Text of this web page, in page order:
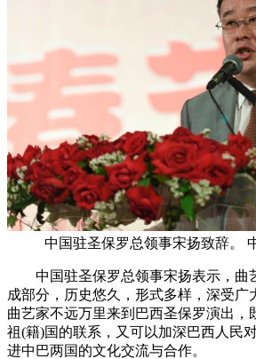
中国驻圣保罗总领事宋扬致辞。
中国驻圣保罗总领事宋扬表示，曲
成部分，历史悠久，形式多样，深受广
曲艺家不远万里来到巴西圣保罗演出，
祖(籍)国的联系，又可以加深巴西人民
进中巴两国的文化交流与合作。